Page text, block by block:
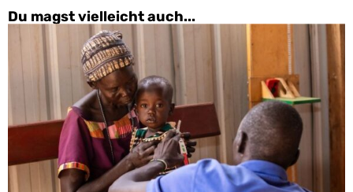
Du magst vielleicht auch...